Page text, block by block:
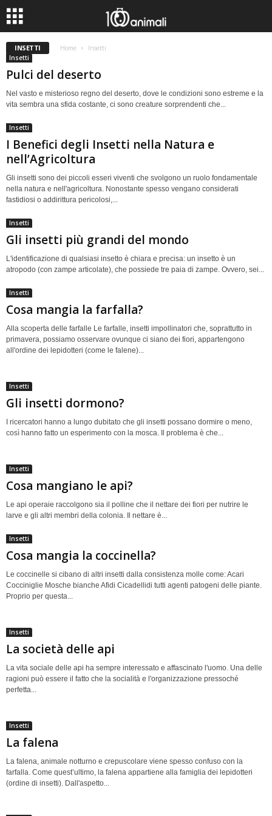
INSETTI Home
Insetti
Insetti
Pulci del deserto
Nel vasto e misterioso regno del deserto, dove le condizioni sono estreme e la
vita sembra una sfida costante, ci sono creature sorprendenti che...
Insetti
I Benefici degli Insetti nella Natura e
nell’Agricoltura
Gli insetti sono dei piccoli esseri viventi che svolgono un ruolo fondamentale
nella natura e nell'agricoltura. Nonostante spesso vengano considerati
fastidiosi o addirittura pericolosi,...
Insetti
Gli insetti più grandi del mondo
L'identificazione di qualsiasi insetto è chiara e precisa: un insetto è un
atropodo (con zampe articolate), che possiede tre paia di zampe. Ovvero, sei...
Insetti
Cosa mangia la farfalla?
Alla scoperta delle farfalle Le farfalle, insetti impollinatori che, soprattutto in
primavera, possiamo osservare ovunque ci siano dei fiori, appartengono
all'ordine dei lepidotteri (come le falene)...
Insetti
Gli insetti dormono?
I ricercatori hanno a lungo dubitato che gli insetti possano dormire o meno,
così hanno fatto un esperimento con la mosca. Il problema è che...
Insetti
Cosa mangiano le api?
Le api operaie raccolgono sia il polline che il nettare dei fiori per nutrire le
larve e gli altri membri della colonia. Il nettare è...
Insetti
Cosa mangia la coccinella?
Le coccinelle si cibano di altri insetti dalla consistenza molle come: Acari
Cocciniglie Mosche bianche Afidi Cicadellidi tutti agenti patogeni delle piante.
Proprio per questa...
Insetti
La società delle api
La vita sociale delle api ha sempre interessato e affascinato l'uomo. Una delle
ragioni può essere il fatto che la socialità e l'organizzazione pressoché
perfetta...
Insetti
La falena
La falena, animale notturno e crepuscolare viene spesso confuso con la
farfalla. Come quest’ultimo, la falena appartiene alla famiglia dei lepidotteri
(ordine di insetti). Dall'aspetto...